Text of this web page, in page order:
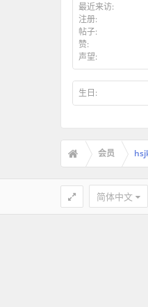
最近来访:
注册:
帖子:
赞:
声望:
生日:
会员
简体中文